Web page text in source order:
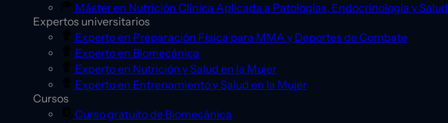
Máster en Nutrición Clínica Aplicada a Patologías, Endocrinología y Salud
Expertos universitarios
Experto en Preparación Física para MMA y Deportes de Combate
Experto en Biomecánica
Experto en Nutrición y Salud en la Mujer
Experto en Entrenamiento y Salud en la Mujer
Cursos
Curso gratuito de Biomecánica